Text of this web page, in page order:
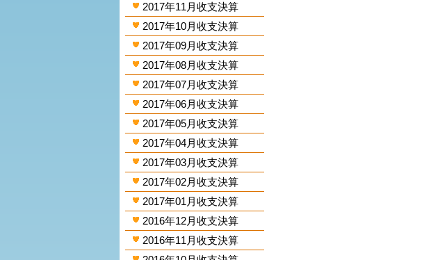
2017年11月收支決算
2017年10月收支決算
2017年09月收支決算
2017年08月收支決算
2017年07月收支決算
2017年06月收支決算
2017年05月收支決算
2017年04月收支決算
2017年03月收支決算
2017年02月收支決算
2017年01月收支決算
2016年12月收支決算
2016年11月收支決算